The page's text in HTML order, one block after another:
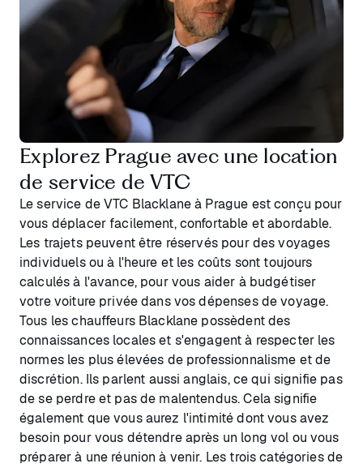
Explorez Prague avec une location
de service de VTC
Le service de VTC Blacklane à Prague est conçu pour
vous déplacer facilement, confortable et abordable.
Les trajets peuvent être réservés pour des voyages
individuels ou à l'heure et les coûts sont toujours
calculés à l'avance, pour vous aider à budgétiser
votre voiture privée dans vos dépenses de voyage.
Tous les chauffeurs Blacklane possèdent des
connaissances locales et s'engagent à respecter les
normes les plus élevées de professionnalisme et de
discrétion. Ils parlent aussi anglais, ce qui signifie pas
de se perdre et pas de malentendus. Cela signifie
également que vous aurez l'intimité dont vous avez
besoin pour vous détendre après un long vol ou vous
préparer à une réunion à venir. Les trois catégories de